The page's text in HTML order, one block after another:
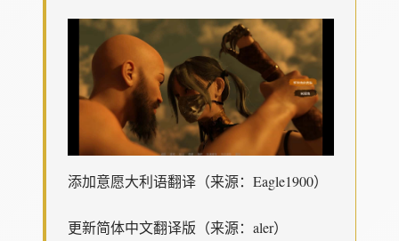
添加意愿大利语翻译（来源：Eagle1900）
更新简体中文翻译版（来源：aler）